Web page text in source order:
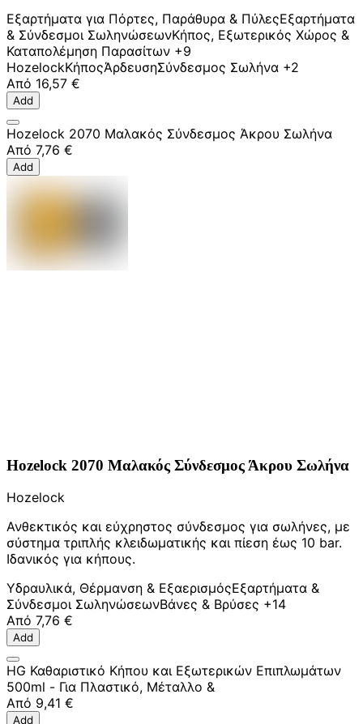
Εξαρτήματα για Πόρτες, Παράθυρα & ΠύλεςΕξαρτήματα
& Σύνδεσμοι ΣωληνώσεωνΚήπος, Εξωτερικός Χώρος &
Καταπολέμηση Παρασίτων +9
HozelockΚήποςΆρδευσηΣύνδεσμος Σωλήνα +2
Από 16,57 €
Add
Hozelock 2070 Μαλακός Σύνδεσμος Άκρου Σωλήνα
Από 7,76 €
Add
Hozelock 2070 Μαλακός Σύνδεσμος Άκρου Σωλήνα
Hozelock
Ανθεκτικός και εύχρηστος σύνδεσμος για σωλήνες, με
σύστημα τριπλής κλειδωματικής και πίεση έως 10 bar.
Ιδανικός για κήπους.
Υδραυλικά, Θέρμανση & ΕξαερισμόςΕξαρτήματα &
Σύνδεσμοι ΣωληνώσεωνΒάνες & Βρύσες +14
Από 7,76 €
Add
HG Καθαριστικό Κήπου και Εξωτερικών Επιπλωμάτων
500ml - Για Πλαστικό, Μέταλλο &
Από 9,41 €
Add